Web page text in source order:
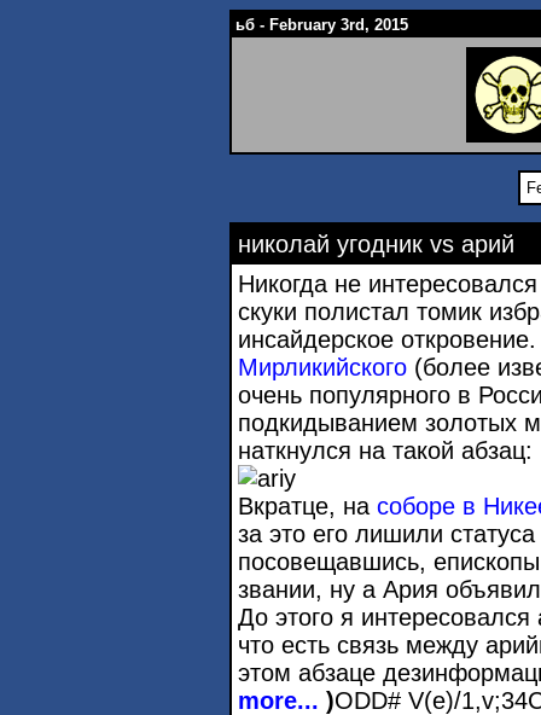
ьб - February 3rd, 2015
николай угодник vs арий
Никогда не
скуки полистал томик
инсайдерское
Мирликийского (более
очень популярного в
подкидыванием золотых
наткнулся на такой абзац:
Вкратце, на соборе в
за это его лишили
посовещавшись,
звании, ну а Ария
До этого я
что есть связь между
этом абзаце
more... )ODD# V(e)/